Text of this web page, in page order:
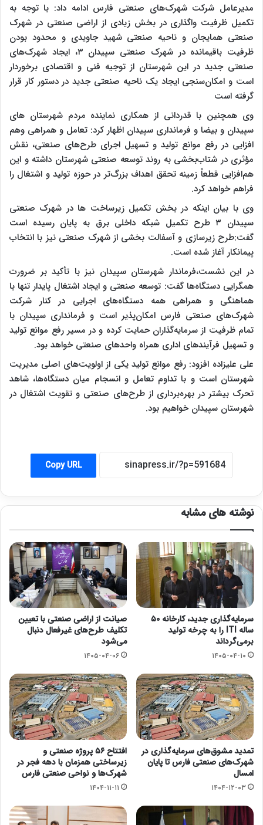
مدیرعامل شرکت شهرک‌های صنعتی فارس ادامه داد: با توجه به
تکمیل ظرفیت واگذاری در بخش زیادی از اراضی صنعتی در شهرک
صنعتی همایجان و ناحیه صنعتی شهید جاویدی و محدود بودن
ظرفیت باقیمانده در شهرک صنعتی سپیدان ۳، ایجاد شهرک‌های
صنعتی جدید در این شهرستان از توجیه فنی و اقتصادی برخوردار
است و امکان‌سنجی ایجاد یک ناحیه صنعتی جدید در دستور کار قرار
گرفته است
وی همچنین با قدردانی از همکاری نماینده مردم شهرستان های
سپیدان و بیضا و فرمانداری سپیدان اظهار کرد: تعامل و همراهی وهم
افزایی در رفع موانع تولید و تسهیل اجرای طرح‌های صنعتی، نقش
مؤثری در شتاب‌بخشی به روند توسعه صنعتی شهرستان داشته و این
هم‌افزایی قطعاً زمینه تحقق اهداف بزرگ‌تر در حوزه تولید و اشتغال را
فراهم خواهد کرد.
وی با بیان اینکه در بخش تکمیل زیرساخت ها در شهرک صنعتی
سپیدان ۳ طرح تکمیل شبکه داخلی برق به پایان رسیده است
گفت:طرح زیرسازی و آسفالت بخشی از شهرک صنعتی نیز با انتخاب
پیمانکار آغاز شده است.
در این نشست،فرماندار شهرستان سپیدان نیز با تأکید بر ضرورت
همگرایی دستگاه‌ها گفت: توسعه صنعتی و ایجاد اشتغال پایدار تنها با
هماهنگی و همراهی همه دستگاه‌های اجرایی در کنار شرکت
شهرک‌های صنعتی فارس امکان‌پذیر است و فرمانداری سپیدان با
تمام ظرفیت از سرمایه‌گذاران حمایت کرده و در مسیر رفع موانع تولید
و تسهیل فرآیندهای اداری همراه واحدهای صنعتی خواهد بود.
علی علیزاده افزود: رفع موانع تولید یکی از اولویت‌های اصلی مدیریت
شهرستان است و با تداوم تعامل و انسجام میان دستگاه‌ها، شاهد
تحرک بیشتر در بهره‌برداری از طرح‌های صنعتی و تقویت اشتغال در
شهرستان سپیدان خواهیم بود.
Copy URL
نوشته های مشابه
سرمایه‌گذاری جدید، کارخانه ۵۰
ساله ITI را به چرخه تولید
برمی‌گرداند
۱۴۰۵-۰۴-۱۰
صیانت از اراضی صنعتی با تعیین
تکلیف طرح‌های غیرفعال دنبال
می‌شود
۱۴۰۵-۰۴-۰۶
تمدید مشوق‌های سرمایه‌گذاری در
شهرک‌های صنعتی فارس تا پایان
امسال
۱۴۰۴-۱۲-۰۳
افتتاح ۵۶ پروژه صنعتی و
زیرساختی همزمان با دهه فجر در
شهرک‌ها و نواحی صنعتی فارس
۱۴۰۴-۱۱-۱۱